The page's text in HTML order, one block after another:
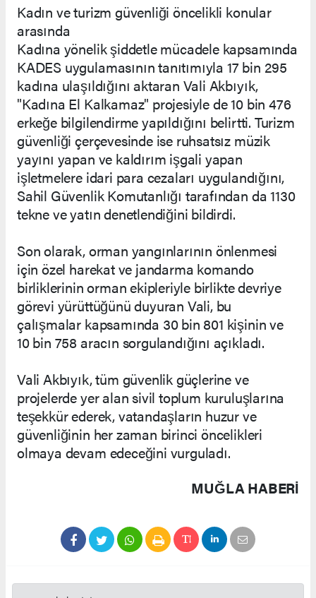
Kadın ve turizm güvenliği öncelikli konular
arasında
Kadına yönelik şiddetle mücadele kapsamında
KADES uygulamasının tanıtımıyla 17 bin 295
kadına ulaşıldığını aktaran Vali Akbıyık,
"Kadına El Kalkamaz" projesiyle de 10 bin 476
erkeğe bilgilendirme yapıldığını belirtti. Turizm
güvenliği çerçevesinde ise ruhsatsız müzik
yayını yapan ve kaldırım işgali yapan
işletmelere idari para cezaları uygulandığını,
Sahil Güvenlik Komutanlığı tarafından da 1130
tekne ve yatın denetlendiğini bildirdi.
Son olarak, orman yangınlarının önlenmesi
için özel harekat ve jandarma komando
birliklerinin orman ekipleriyle birlikte devriye
görevi yürüttüğünü duyuran Vali, bu
çalışmalar kapsamında 30 bin 801 kişinin ve
10 bin 758 aracın sorgulandığını açıkladı.
Vali Akbıyık, tüm güvenlik güçlerine ve
projelerde yer alan sivil toplum kuruluşlarına
teşekkür ederek, vatandaşların huzur ve
güvenliğinin her zaman birinci öncelikleri
olmaya devam edeceğini vurguladı.
MUĞLA HABERİ